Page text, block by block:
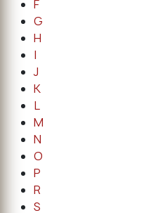
F
G
H
I
J
K
L
M
N
O
P
R
S